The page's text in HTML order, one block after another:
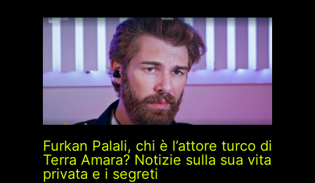
Furkan Palali, chi è l’attore turco di
Terra Amara? Notizie sulla sua vita
privata e i segreti